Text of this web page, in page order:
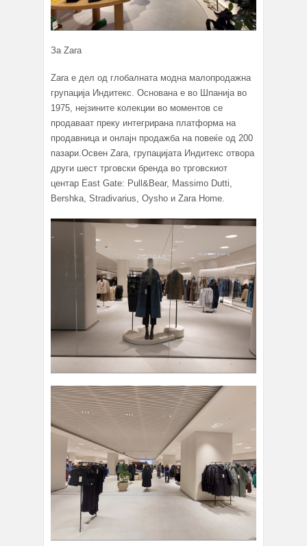
За Zara
Zara е дел од глобалната модна малопродажна
групација Индитекс. Основана е во Шпанија во
1975, нејзините колекции во моментов се
продаваат преку интегрирана платформа на
продавница и онлајн продажба на повеќе од 200
пазари.Освен Zara, групацијата Индитекс отвора
други шест трговски бренда во трговскиот
центар East Gate: Pull&Bear, Massimo Dutti,
Bershka, Stradivarius, Oysho и Zara Home.